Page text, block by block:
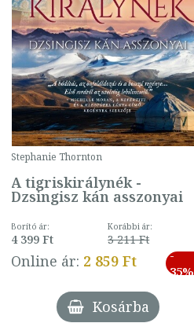
Stephanie Thornton
A tigriskirálynék -
Dzsingisz kán asszonyai
Borító ár:
4 399 Ft
Korábbi ár:
3 211 Ft
Online ár: 2 859 Ft
-
35%
Kosárba